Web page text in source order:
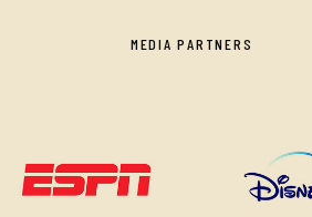
MEDIA PARTNERS